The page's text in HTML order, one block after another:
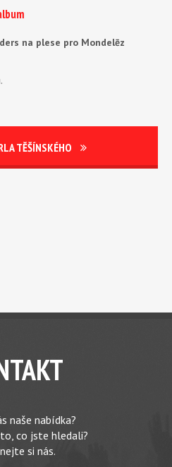
na plese pro Mondelēz
TĚŠÍNSKÉHO
naše nabídka?
co jste hledali?
si nás.